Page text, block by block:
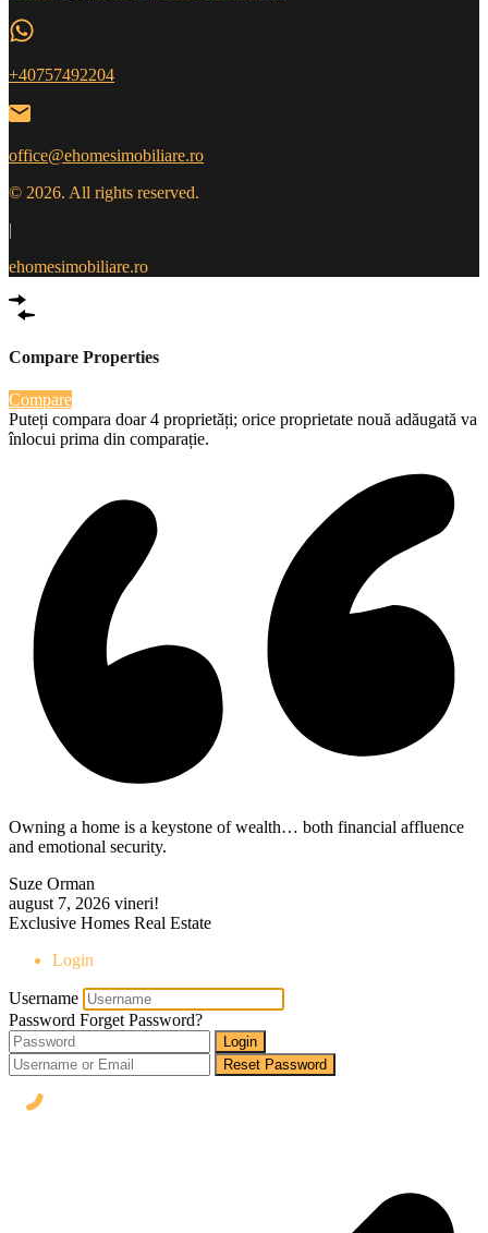
+40757492204
office@ehomesimobiliare.ro
© 2026. All rights reserved.
|
ehomesimobiliare.ro
Compare Properties
Compare
Puteți compara doar 4 proprietăți; orice proprietate nouă adăugată va
înlocui prima din comparație.
Owning a home is a keystone of wealth… both financial affluence
and emotional security.
Suze Orman
august 7, 2026 vineri!
Exclusive Homes Real Estate
Login
Username
Password Forget Password?
Login
Reset Password